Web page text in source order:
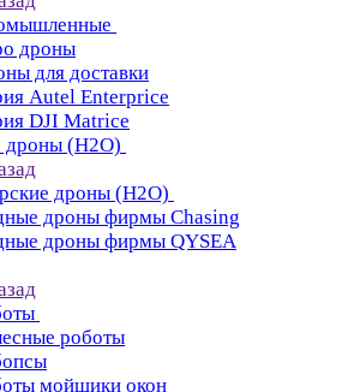
дроны
для доставки
Autel Enterprice
DJI Matrice
(H2O)
дроны (H2O)
дроны фирмы Chasing
дроны фирмы QYSEA
роботы
мойщики окон